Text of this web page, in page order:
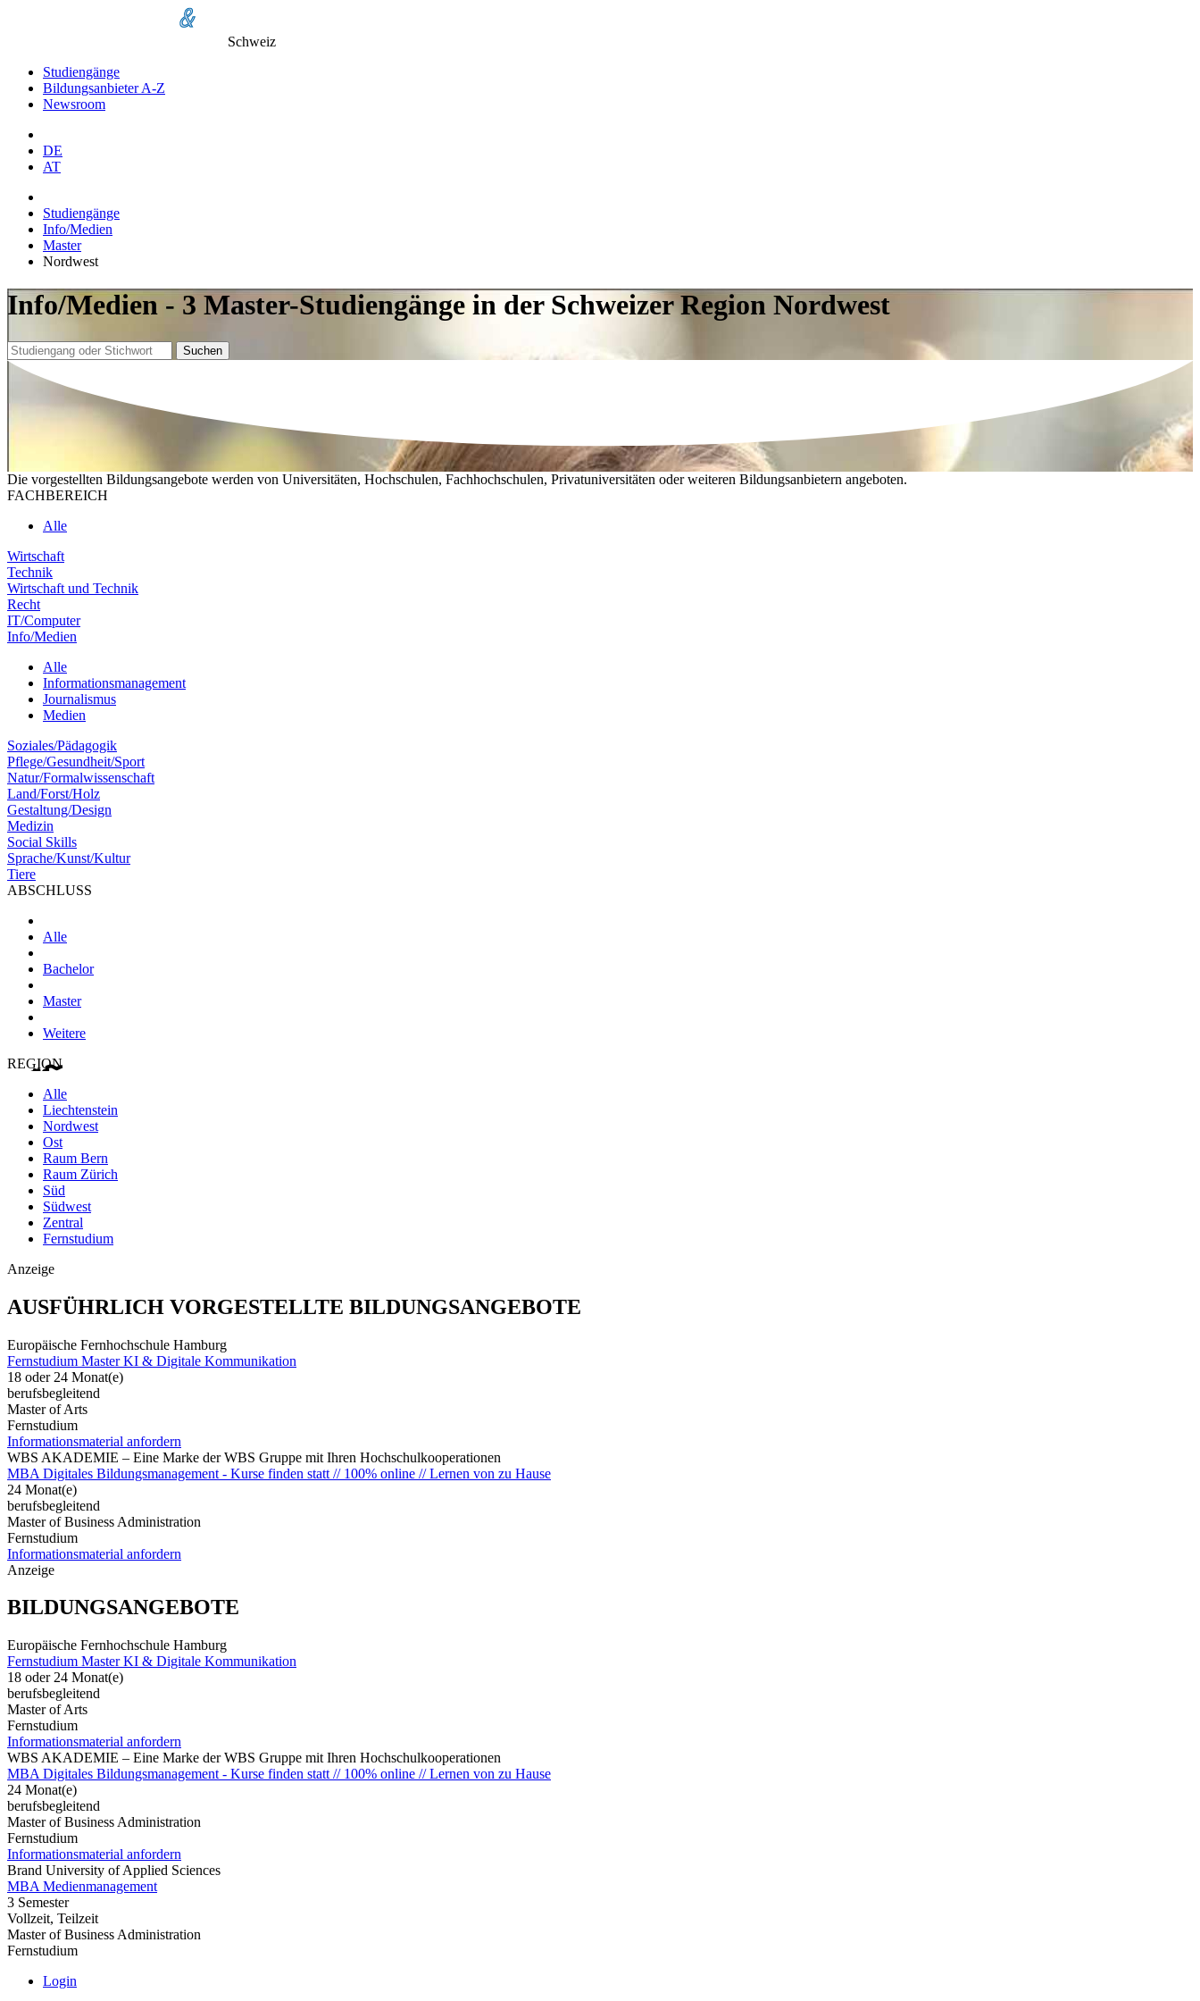
Schweiz
Studiengänge
Bildungsanbieter A-Z
Newsroom
DE
AT
Studiengänge
Info/Medien
Master
Nordwest
Info/Medien - 3 Master-Studiengänge in der Schweizer Region Nordwest
Suchen
Die vorgestellten Bildungsangebote werden von Universitäten, Hochschulen, Fachhochschulen, Privatuniversitäten oder weiteren Bildungsanbietern angeboten.
FACHBEREICH
Alle
Wirtschaft
Technik
Wirtschaft und Technik
Recht
IT/Computer
Info/Medien
Alle
Informationsmanagement
Journalismus
Medien
Soziales/Pädagogik
Pflege/Gesundheit/Sport
Natur/Formalwissenschaft
Land/Forst/Holz
Gestaltung/Design
Medizin
Social Skills
Sprache/Kunst/Kultur
Tiere
ABSCHLUSS
Alle
Bachelor
Master
Weitere
REGION
Alle
Liechtenstein
Nordwest
Ost
Raum Bern
Raum Zürich
Süd
Südwest
Zentral
Fernstudium
Anzeige
AUSFÜHRLICH VORGESTELLTE BILDUNGSANGEBOTE
Europäische Fernhochschule Hamburg
Fernstudium Master KI & Digitale Kommunikation
18 oder 24 Monat(e)
berufsbegleitend
Master of Arts
Fernstudium
Informationsmaterial anfordern
WBS AKADEMIE – Eine Marke der WBS Gruppe mit Ihren Hochschulkooperationen
MBA Digitales Bildungsmanagement - Kurse finden statt // 100% online // Lernen von zu Hause
24 Monat(e)
berufsbegleitend
Master of Business Administration
Fernstudium
Informationsmaterial anfordern
Anzeige
BILDUNGSANGEBOTE
Europäische Fernhochschule Hamburg
Fernstudium Master KI & Digitale Kommunikation
18 oder 24 Monat(e)
berufsbegleitend
Master of Arts
Fernstudium
Informationsmaterial anfordern
WBS AKADEMIE – Eine Marke der WBS Gruppe mit Ihren Hochschulkooperationen
MBA Digitales Bildungsmanagement - Kurse finden statt // 100% online // Lernen von zu Hause
24 Monat(e)
berufsbegleitend
Master of Business Administration
Fernstudium
Informationsmaterial anfordern
Brand University of Applied Sciences
MBA Medienmanagement
3 Semester
Vollzeit, Teilzeit
Master of Business Administration
Fernstudium
Login